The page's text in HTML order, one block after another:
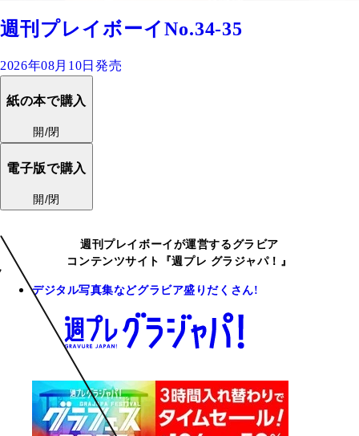
週刊プレイボーイNo.34-35
2026年08月10日発売
紙の本で購入
開/閉
電子版で購入
開/閉
週刊プレイボーイが運営するグラビア
コンテンツサイト『週プレ グラジャパ！』
デジタル写真集などグラビア盛りだくさん!